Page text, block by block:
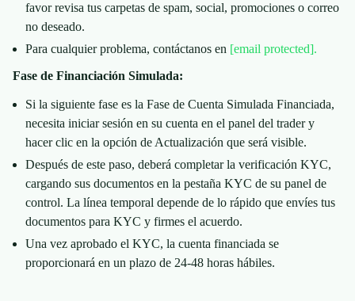
favor revisa tus carpetas de spam, social, promociones o correo
no deseado.
Para cualquier problema, contáctanos en [email protected].
Fase de Financiación Simulada:
Si la siguiente fase es la Fase de Cuenta Simulada Financiada,
necesita iniciar sesión en su cuenta en el panel del trader y
hacer clic en la opción de Actualización que será visible.
Después de este paso, deberá completar la verificación KYC,
cargando sus documentos en la pestaña KYC de su panel de
control. La línea temporal depende de lo rápido que envíes tus
documentos para KYC y firmes el acuerdo.
Una vez aprobado el KYC, la cuenta financiada se
proporcionará en un plazo de 24-48 horas hábiles.